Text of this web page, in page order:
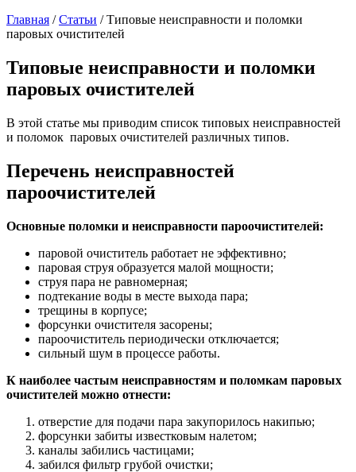
Главная /Статьи /Типовые неисправности и поломки
паровых очистителей
Типовые неисправности и поломки
паровых очистителей
В этой статье мы приводим список типовых неисправностей
и поломок паровых очистителей различных типов.
Перечень неисправностей
пароочистителей
Основные поломки и неисправности пароочистителей:
паровой очиститель работает не эффективно;
паровая струя образуется малой мощности;
струя пара не равномерная;
подтекание воды в месте выхода пара;
трещины в корпусе;
форсунки очистителя засорены;
пароочиститель периодически отключается;
сильный шум в процессе работы.
К наиболее частым неисправностям и поломкам паровых
очистителей можно отнести:
отверстие для подачи пара закупорилось накипью;
форсунки забиты известковым налетом;
каналы забились частицами;
забился фильтр грубой очистки;